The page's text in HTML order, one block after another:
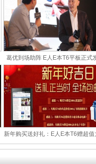
葛优到场助阵 E人E本T6平板正式
新年购买送好礼：E人E本T6赠超值